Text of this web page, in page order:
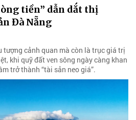
tiền” dẫn dắt thị
Đà Nẵng
tượng cảnh quan mà còn là trục giá trị
khi quỹ đất ven sông ngày càng khan
trở thành “tài sản neo giá”.